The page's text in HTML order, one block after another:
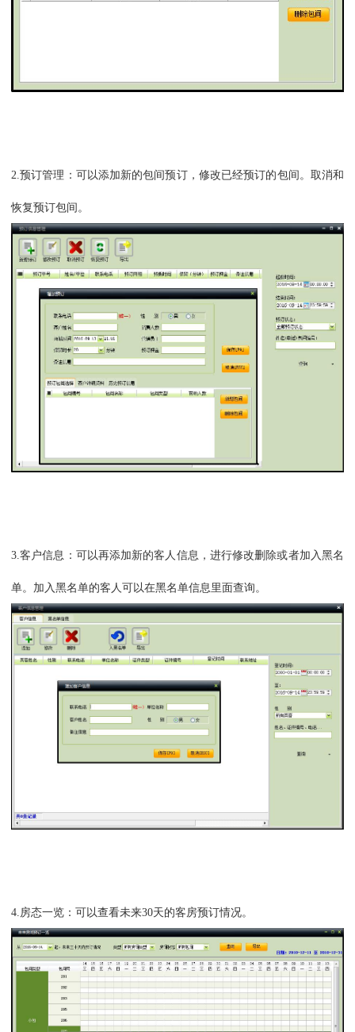
2. 预订管理：可以添加新的包间预订，修改已经预订的包间 。取消和
恢复预订包间 。
3. 客户信息：可以再添加新的客人信息，进行修改删除或者加入黑名
单。加入黑名单的客人可以在黑名单信息里面查询。
4. 房态一览：可以查看未来30天的客房预订情况。